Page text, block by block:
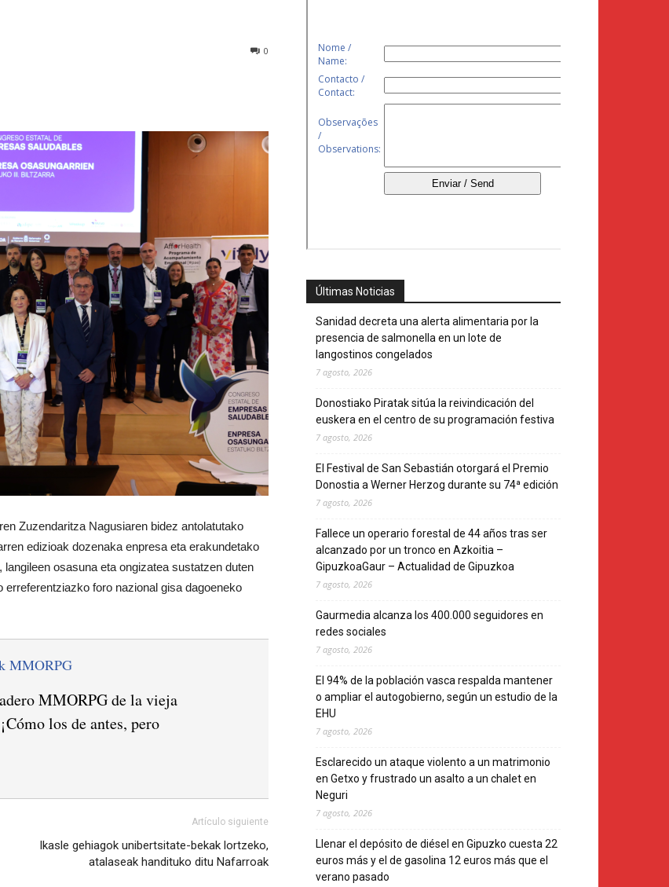
0
Zuzendaritza Nagusiaren bidez antolatutako
edizioak dozenaka enpresa eta erakundetako
osasuna eta ongizatea sustatzen duten
foro nazional gisa dagoeneko
MMORPG
MMORPG de la vieja
los de antes, pero
Artículo siguiente
Ikasle gehiagok unibertsitate-bekak lortzeko,
atalaseak handituko ditu Nafarroak
Últimas Noticias
Sanidad decreta una alerta alimentaria por la
presencia de salmonella en un lote de
langostinos congelados
7 agosto, 2026
Donostiako Piratak sitúa la reivindicación del
euskera en el centro de su programación festiva
7 agosto, 2026
El Festival de San Sebastián otorgará el Premio
Donostia a Werner Herzog durante su 74ª edición
7 agosto, 2026
Fallece un operario forestal de 44 años tras ser
alcanzado por un tronco en Azkoitia –
GipuzkoaGaur – Actualidad de Gipuzkoa
7 agosto, 2026
Gaurmedia alcanza los 400.000 seguidores en
redes sociales
7 agosto, 2026
El 94% de la población vasca respalda mantener
o ampliar el autogobierno, según un estudio de la
EHU
7 agosto, 2026
Esclarecido un ataque violento a un matrimonio
en Getxo y frustrado un asalto a un chalet en
Neguri
7 agosto, 2026
Llenar el depósito de diésel en Gipuzko cuesta 22
euros más y el de gasolina 12 euros más que el
verano pasado